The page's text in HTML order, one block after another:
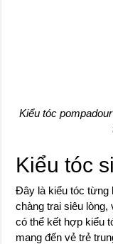
Kiểu tóc
Kiểu tóc
Đây là kiểu tóc từng
chàng trai siêu
có thể kết hợp kiểu
mang đến vẻ trẻ